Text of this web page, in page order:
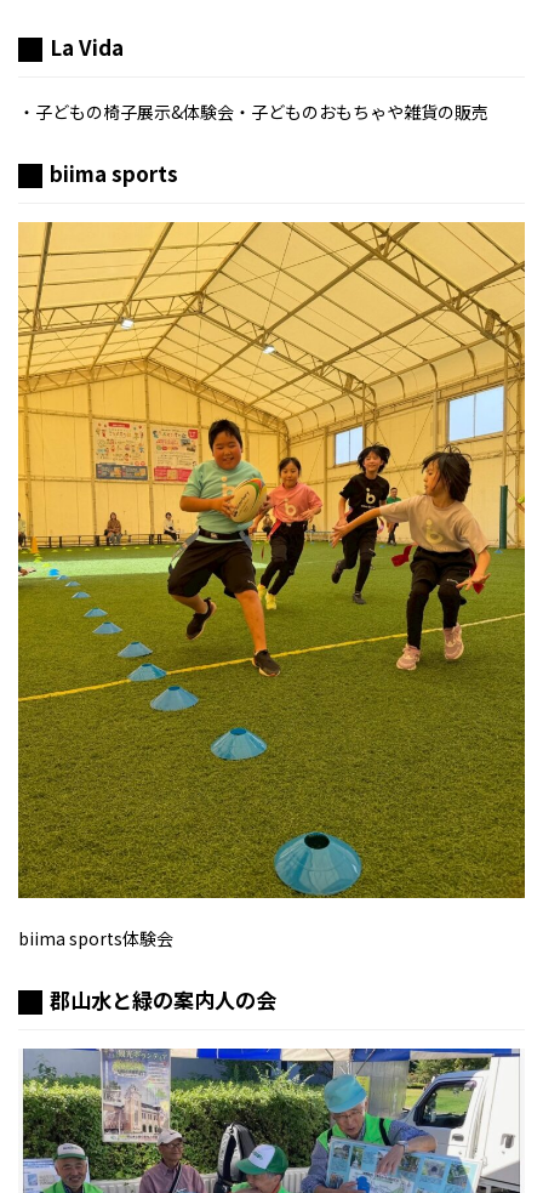
La Vida
・子どもの椅子展示&体験会・子どものおもちゃや雑貨の販売
biima sports
biima sports体験会
郡山水と緑の案内人の会